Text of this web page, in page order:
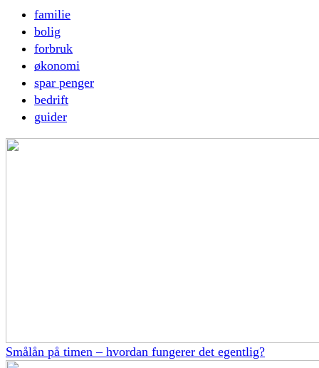
familie
bolig
forbruk
økonomi
spar penger
bedrift
guider
Smålån på timen – hvordan fungerer det egentlig?